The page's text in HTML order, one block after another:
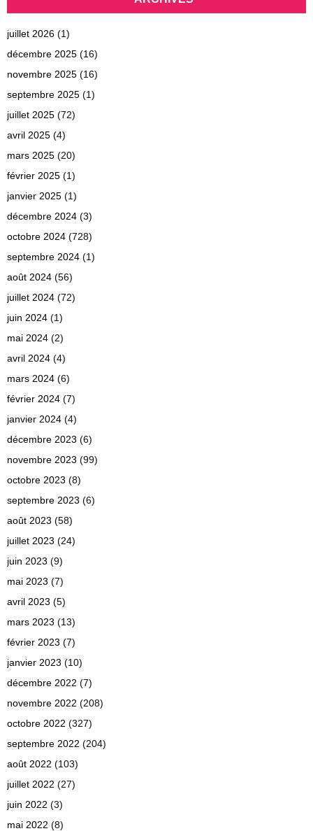
juillet 2026 (1)
décembre 2025 (16)
novembre 2025 (16)
septembre 2025 (1)
juillet 2025 (72)
avril 2025 (4)
mars 2025 (20)
février 2025 (1)
janvier 2025 (1)
décembre 2024 (3)
octobre 2024 (728)
septembre 2024 (1)
août 2024 (56)
juillet 2024 (72)
juin 2024 (1)
mai 2024 (2)
avril 2024 (4)
mars 2024 (6)
février 2024 (7)
janvier 2024 (4)
décembre 2023 (6)
novembre 2023 (99)
octobre 2023 (8)
septembre 2023 (6)
août 2023 (58)
juillet 2023 (24)
juin 2023 (9)
mai 2023 (7)
avril 2023 (5)
mars 2023 (13)
février 2023 (7)
janvier 2023 (10)
décembre 2022 (7)
novembre 2022 (208)
octobre 2022 (327)
septembre 2022 (204)
août 2022 (103)
juillet 2022 (27)
juin 2022 (3)
mai 2022 (8)